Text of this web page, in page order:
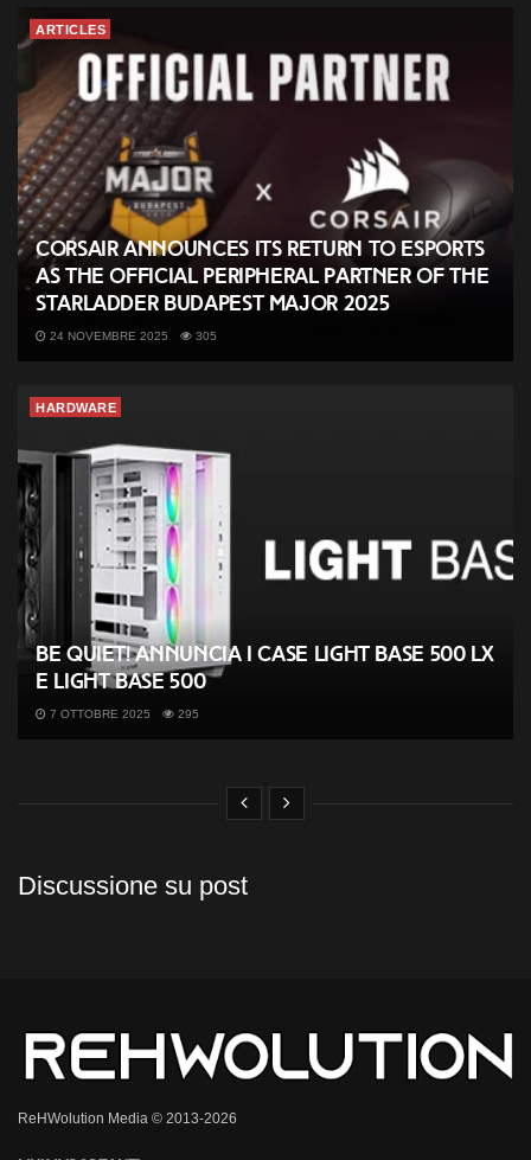
ARTICLES
CORSAIR Announces its Return to Esports
as the Official Peripheral Partner of the
StarLadder Budapest Major 2025
24 NOVEMBRE 2025 305
HARDWARE
be quiet! annuncia i case Light Base 500 LX
e Light Base 500
7 OTTOBRE 2025 295
Discussione su post
ReHWolution Media © 2013-2026